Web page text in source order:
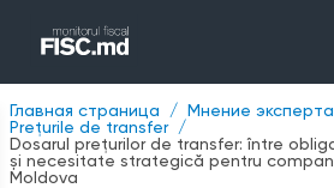
Главная страница
Мнение эксперта
Prețurile de transfer
Dosarul prețurilor de transfer: între
și necesitate strategică pentru
Moldova